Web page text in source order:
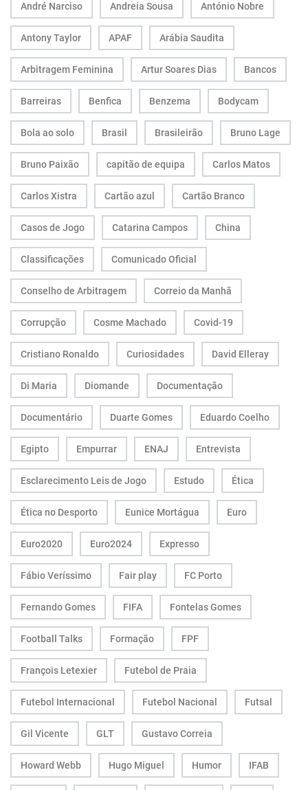
André Narciso Andreia Sousa António Nobre
Antony Taylor APAF Arábia Saudita
Arbitragem Feminina Artur Soares Dias Bancos
Barreiras Benfica Benzema Bodycam
Bola ao solo Brasil Brasileirão Bruno Lage
Bruno Paixão capitão de equipa Carlos Matos
Carlos Xistra Cartão azul Cartão Branco
Casos de Jogo Catarina Campos China
Classificações Comunicado Oficial
Conselho de Arbitragem Correio da Manhã
Corrupção Cosme Machado Covid-19
Cristiano Ronaldo Curiosidades David Elleray
Di Maria Diomande Documentação
Documentário Duarte Gomes Eduardo Coelho
Egipto Empurrar ENAJ Entrevista
Esclarecimento Leis de Jogo Estudo Ética
Ética no Desporto Eunice Mortágua Euro
Euro2020 Euro2024 Expresso
Fábio Veríssimo Fair play FC Porto
Fernando Gomes FIFA Fontelas Gomes
Football Talks Formação FPF
François Letexier Futebol de Praia
Futebol Internacional Futebol Nacional Futsal
Gil Vicente GLT Gustavo Correia
Howard Webb Hugo Miguel Humor IFAB